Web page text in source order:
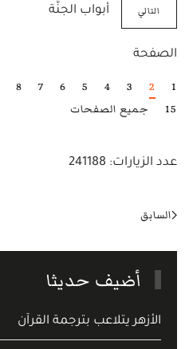
التالي أبواب الجنَّة
الصفحة
1
2
3
4
5
6
7
8
15
جميع الصفحات
عدد الزيارات: 241188
السابق
أضيف حديثا
الأزهر يتلاعب بترجمة القرآن